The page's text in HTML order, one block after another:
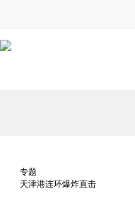
专题
天津港连环爆炸直击